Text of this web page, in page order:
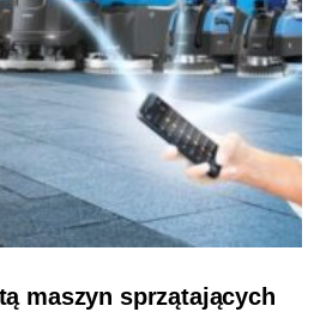
maszyn sprzątających